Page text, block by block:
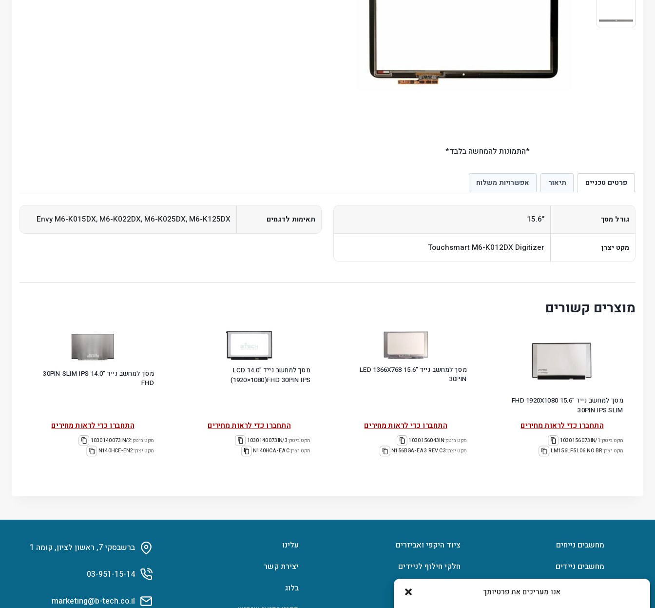
אנו מעריכים את פרטיותך
*התמונות להמחשה בלבד*
פרטים טכניים תיאור אפשרויות משלוח
גודל מסך "15.6
מקט יצרן Touchsmart M6-K012DX Digitizer
תאימות לדגמים Envy M6-K015DX, M6-K022DX, M6-K025DX, M6-K125DX
מוצרים קשורים
מסך למחשב נייד "15.6 FHD 1920X1080
30PIN IPS SLIM
התחברו כדי לראות מחירים
מקט ביטק:1030156073IN/1
מקט יצרן:LM156LF5L06 NO BR
מסך למחשב נייד "15.6 LED 1366X768
30PIN
התחברו כדי לראות מחירים
מקט ביטק:1030156043IN
מקט יצרן:N156BGA-EA3 REV.C3
מסך למחשב נייד "14.0 LCD
(1920×1080)FHD 30PIN IPS
התחברו כדי לראות מחירים
מקט ביטק:1030140073IN/3
מקט יצרן:N140HCA-EAC
מסך למחשב נייד "14.0 30PIN SLIM IPS
FHD
התחברו כדי לראות מחירים
מקט ביטק:1030140073IN/2
מקט יצרן:N140HCE-EN2
מחשבים נייחים
מחשבים ניידים
ציוד היקפי ואביזרים
חלקי חילוף לניידים
עלינו
יצירת קשר
בלוג
ברשבסקי 7, ראשון לציון, קומה 1
03-951-15-14
marketing@b-tech.co.il